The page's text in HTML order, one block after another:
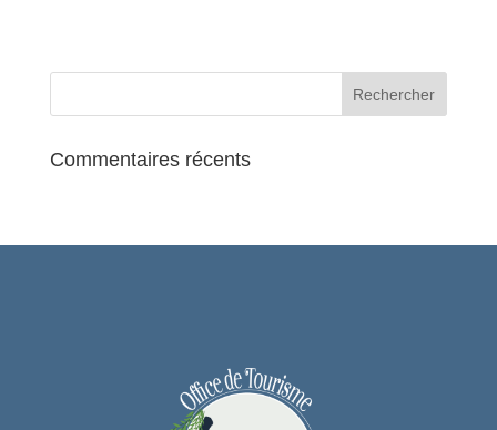
Commentaires récents